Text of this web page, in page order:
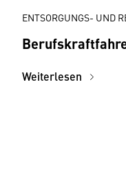
ENTSORGUNGS- UND
Weiterlesen